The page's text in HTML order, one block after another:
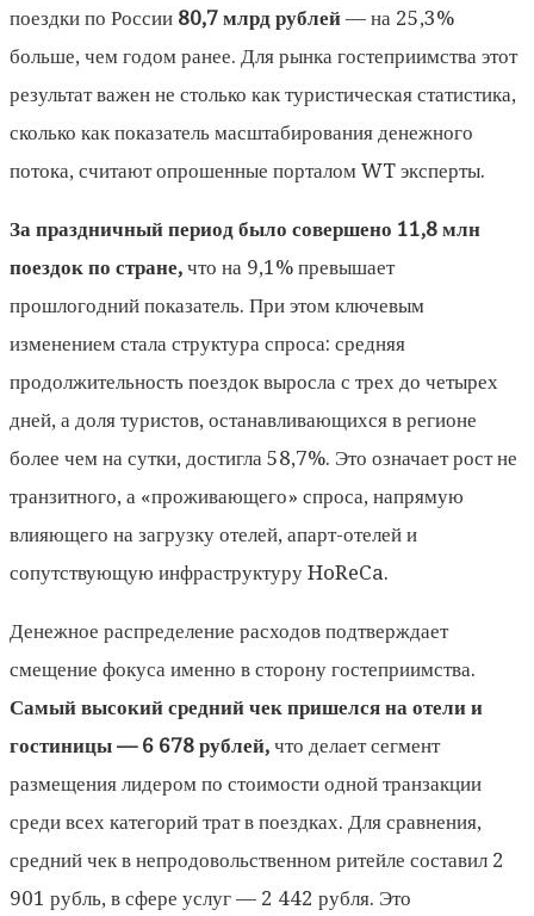
поездки по России 80,7 млрд рублей — на 25,3%
больше, чем годом ранее. Для рынка гостеприимства этот
результат важен не столько как туристическая статистика,
сколько как показатель масштабирования денежного
потока, считают опрошенные порталом WT эксперты.
За праздничный период было совершено 11,8 млн
поездок по стране, что на 9,1% превышает
прошлогодний показатель. При этом ключевым
изменением стала структура спроса: средняя
продолжительность поездок выросла с трех до четырех
дней, а доля туристов, останавливающихся в регионе
более чем на сутки, достигла 58,7%. Это означает рост не
транзитного, а «проживающего» спроса, напрямую
влияющего на загрузку отелей, апарт-отелей и
сопутствующую инфраструктуру HoReCa.
Денежное распределение расходов подтверждает
смещение фокуса именно в сторону гостеприимства.
Самый высокий средний чек пришелся на отели и
гостиницы — 6 678 рублей, что делает сегмент
размещения лидером по стоимости одной транзакции
среди всех категорий трат в поездках. Для сравнения,
средний чек в непродовольственном ритейле составил 2
901 рубль, в сфере услуг — 2 442 рубля. Это